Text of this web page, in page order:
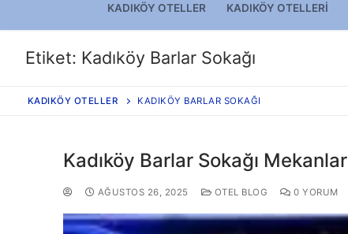
KADIKÖY OTELLER KADIKÖY OTELLERI
Etiket: Kadıköy Barlar Sokağı
KADIKÖY OTELLER KADIKÖY BARLAR SOKAĞI
Kadıköy Barlar Sokağı Mekanlar
AĞUSTOS 26, 2025 OTEL BLOG 0 YORUM